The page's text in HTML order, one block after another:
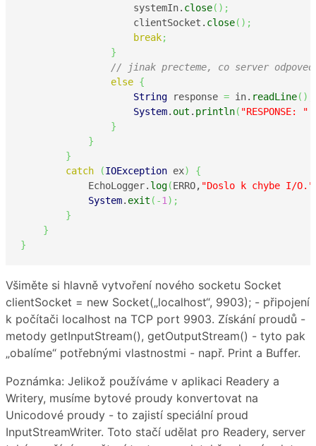
                    systemIn.
close( ) ;
                    clientSocket.
close( ) ;
break;
}
// jinak precteme, co server
else {
String response = in. readLine( )
System. out . println( "RESPONSE: "
}
}
}
catch
(IOException ex)
{
            EchoLogger.
log(ERRO, "Doslo k chybe I/O."
System. exit ( -1 ) ;
}
}
}
Všiměte si hlavně vytvoření nového socketu Socket
clientSocket = new Socket(„localhost“, 9903); - připojení
k počítači localhost na TCP port 9903. Získání proudů -
metody getInputStream(), getOutputStream() - tyto pak
„obalíme“ potřebnými vlastnostmi - např. Print a Buffer.
Poznámka: Jelikož používáme v aplikaci Readery a
Writery, musíme bytové proudy konvertovat na
Unicodové proudy - to zajistí speciální proud
InputStreamWriter. Toto stačí udělat pro Readery, server